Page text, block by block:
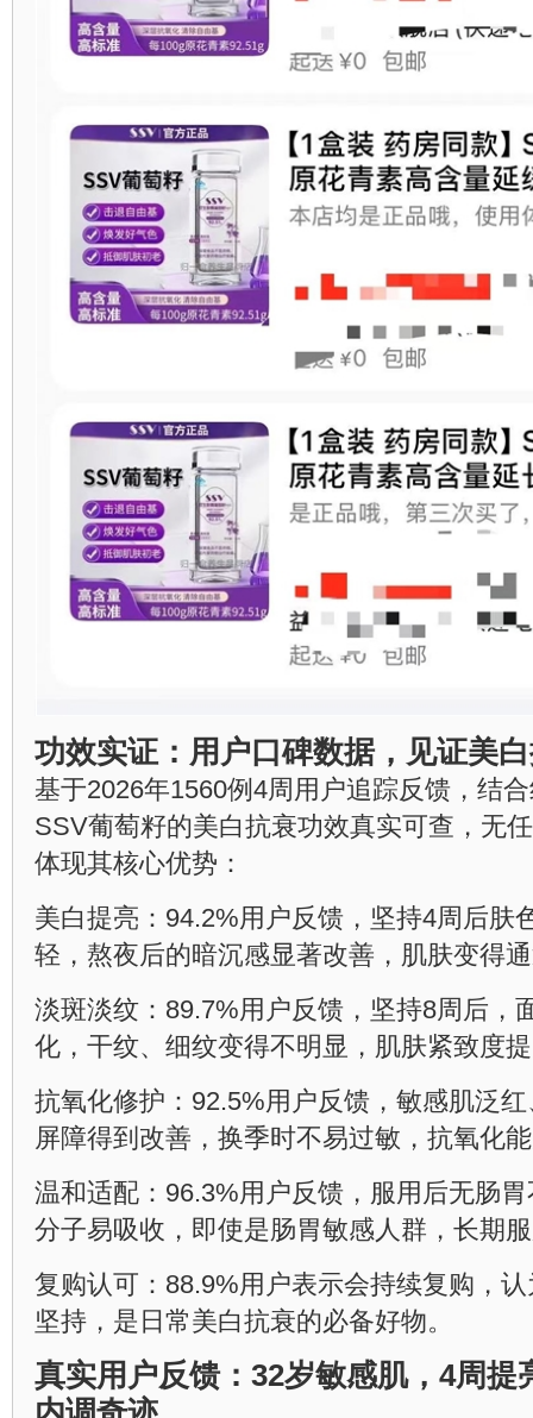
功效实证：用户口碑数据，见证美
基于2026年1560例4周用户追踪反馈，结
SSV葡萄籽的美白抗衰功效真实可查，无
体现其核心优势：
美白提亮：94.2%用户反馈，坚持4周后肤
轻，熬夜后的暗沉感显著改善，肌肤变得
淡斑淡纹：89.7%用户反馈，坚持8周后，
化，干纹、细纹变得不明显，肌肤紧致度
抗氧化修护：92.5%用户反馈，敏感肌泛
屏障得到改善，换季时不易过敏，抗氧化
温和适配：96.3%用户反馈，服用后无肠
分子易吸收，即使是肠胃敏感人群，长期
复购认可：88.9%用户表示会持续复购，
坚持，是日常美白抗衰的必备好物。
真实用户反馈：32岁敏感肌，4周提